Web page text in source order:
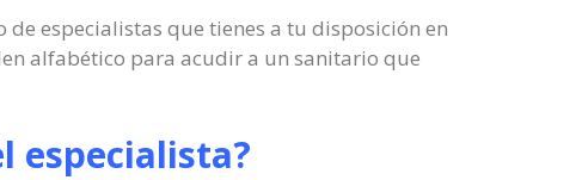
especialistas que tienes a tu disposición en
alfabético para acudir a un sanitario que
especialista?